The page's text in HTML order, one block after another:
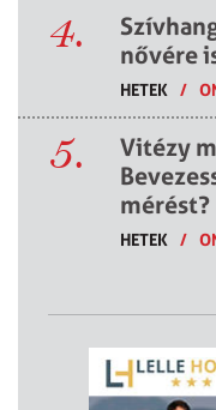
4.
nővére
HETEK /
5.
Vitézy
mérést?
HETEK /